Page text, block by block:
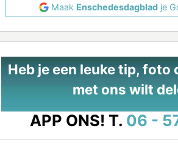
Maak Enschedesdagbladje
Heb je een leuke tip, foto
met ons wilt
APP ONS! T. 06 -